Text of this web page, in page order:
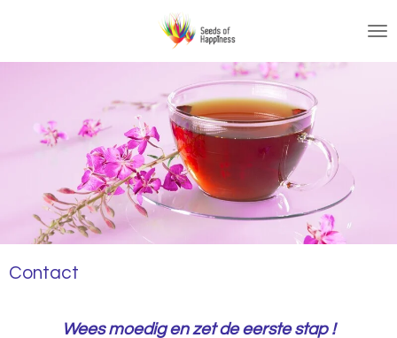
Contact
Wees moedig en zet de eerste stap !